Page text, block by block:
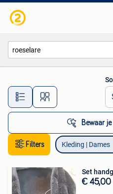
Alle
Bewaar
Filters Kleding | Dames
Set
€ 45,00